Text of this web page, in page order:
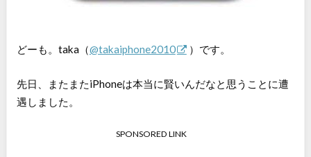
どーも。taka（@takaiphone2010 ）です。
先日、またまたiPhoneは本当に賢いんだなと思うことに遭
遇しました。
SPONSORED LINK